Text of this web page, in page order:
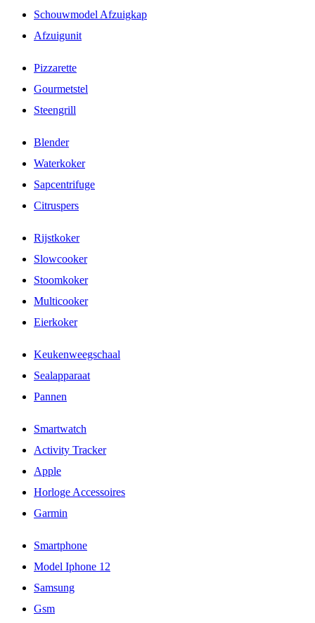
Schouwmodel Afzuigkap
Afzuigunit
Pizzarette
Gourmetstel
Steengrill
Blender
Waterkoker
Sapcentrifuge
Citruspers
Rijstkoker
Slowcooker
Stoomkoker
Multicooker
Eierkoker
Keukenweegschaal
Sealapparaat
Pannen
Smartwatch
Activity Tracker
Apple
Horloge Accessoires
Garmin
Smartphone
Model Iphone 12
Samsung
Gsm